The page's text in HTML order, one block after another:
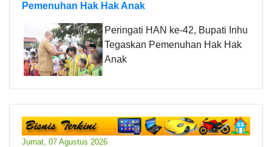
Pemenuhan Hak Hak Anak
Peringati HAN ke-42, Bupati Inhu
Tegaskan Pemenuhan Hak Hak
Anak
Jumat, 07 Agustus 2026